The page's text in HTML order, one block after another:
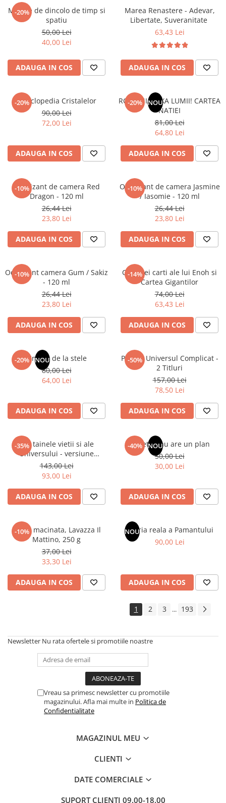
Terapii Alternative
AudioBook
Beletristica
Carti erotice
Adult
Crime, Thriller, Mistery
Literatura Romana
Literatura Universala
Poezie
Romane de dragoste, Carti
romantice
Senzatii/Dragoste
Senzatii/Erotic
Senzatii/Suspans
Senzatii/Thriller
SF & Fantasy
Teatru
Teens Book Club
Birotica & Papetarie
Articole Birotica
Accesorii Arhivare
Instrumente de scris
Seturi birotica
Articole scolare
Caiete si Carnetele scolare
Coperti, Mape, Etichete
Ghiozdane si Penare scolare
Instrumente si Truse Geometrie
Seturi scolare
Calculator
Consumabile & Accesorii
Cadouri
Literatura Romana
Literatura Universala
Carte Prescolara, Joc
Carti cartonate
-20%
Mesaje de dincolo de timp si
spatiu
50,00 Lei
40,00 Lei
ADAUGA IN COS
Marea Renastere - Adevar,
Libertate, Suveranitate
63,43 Lei
ADAUGA IN COS
-20%
Enciclopedia Cristalelor
90,00 Lei
72,00 Lei
ADAUGA IN COS
-20% NOU
ROMANIA, AXA LUMII! CARTEA
NATIEI
81,00 Lei
64,80 Lei
ADAUGA IN COS
-10%
Odorizant de camera Red
Dragon - 120 ml
26,44 Lei
23,80 Lei
ADAUGA IN COS
-10%
Odorizant de camera Jasmine
/ Iasomie - 120 ml
26,44 Lei
23,80 Lei
ADAUGA IN COS
-10%
Odorizant camera Gum / Sakiz
- 120 ml
26,44 Lei
23,80 Lei
ADAUGA IN COS
-14%
Cele trei carti ale lui Enoh si
Cartea Gigantilor
74,00 Lei
63,43 Lei
ADAUGA IN COS
-20% NOU
Un dar de la stele
80,00 Lei
64,00 Lei
ADAUGA IN COS
-50%
Pachet Universul Complicat -
2 Titluri
157,00 Lei
78,50 Lei
ADAUGA IN COS
-35%
Din tainele vietii si ale
Universului - versiune
originala din 1939. Volumele I-
III.
143,00 Lei
93,00 Lei
ADAUGA IN COS
-40% NOU
Sufletul tau are un plan
50,00 Lei
30,00 Lei
ADAUGA IN COS
-10%
Cafea macinata, Lavazza Il
Mattino, 250 g
37,00 Lei
33,30 Lei
ADAUGA IN COS
NOU
Istoria reala a Pamantului
90,00 Lei
ADAUGA IN COS
1 2 3 ... 193
Newsletter Nu rata ofertele si promotiile noastre
Vreau sa primesc newsletter cu promotiile
magazinului. Afla mai multe in Politica de
Confidentialitate
MAGAZINUL MEU
CLIENTI
DATE COMERCIALE
SUPORT CLIENTI 09.00-18.00